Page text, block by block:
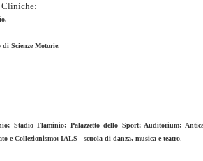
Cliniche:
Scienze Motorie.
Stadio Flaminio; Palazzetto dello Sport; Auditorium;
e Collezionismo; IALS - scuola di danza, musica e teatro